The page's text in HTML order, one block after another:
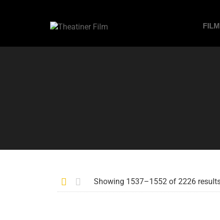
Showing 1537–1552 of 2226